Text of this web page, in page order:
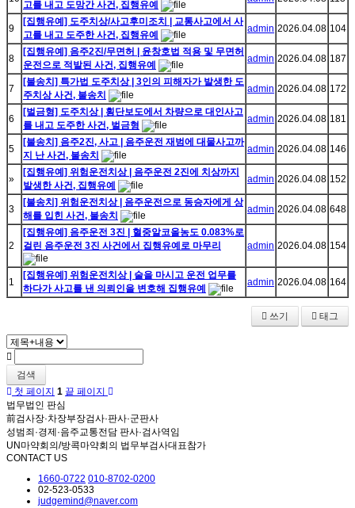
고를 내고 도망간 사건, 집행유예
9
[집행유예] 도주치상/사고후미조치 | 교통사고에서 사
고를 내고 도주한 사건, 집행유예
admin 2026.04.08 104
8
[집행유예] 음주2진/무면허 | 윤창호법 적용 및 무면허
운전으로 적발된 사건, 집행유예
admin 2026.04.08 187
7
[불송치] 특가법 도주치상 | 3인의 피해자가 발생한 도
주치상 사건, 불송치
admin 2026.04.08 172
6
[벌금형] 도주치상 | 횡단보도에서 차량으로 대인사고
를 내고 도주한 사건, 벌금형
admin 2026.04.08 181
5
[불송치] 음주2진, 사고 | 음주운전 재범에 대물사고까
지 난 사건, 불송치
admin 2026.04.08 146
»
[집행유예] 위험운전치상 | 음주운전 2진에 치상까지
발생한 사건, 집행유예
admin 2026.04.08 152
3
[불송치] 위험운전치상 | 음주운전으로 동승자에게 상
해를 입힌 사건, 불송치
admin 2026.04.08 648
2
[집행유예] 음주운전 3진 | 혈중알코올농도 0.083%로
걸린 음주운전 3진 사건에서 집행유예로 마무리
admin 2026.04.08 154
1
[집행유예] 위험운전치상 | 술을 마시고 운전 업무를
하다가 사고를 낸 의뢰인을 변호해 집행유예
admin 2026.04.08 164
쓰기 태그
검색
첫 페이지 1 끝 페이지
법무법인 판심
前검사장·차장부장검사·판사·군판사
성범죄·경제·음주교통전담 판사·검사역임
UN마약회의/방콕마약회의 법무부검사대표참가
CONTACT US
1660-0722 010-8702-0200
02-523-0533
judgemind@naver.com